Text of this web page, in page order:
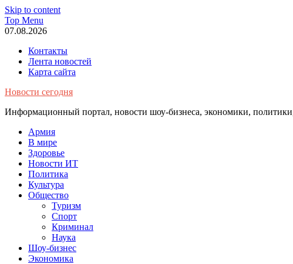
Skip to content
Top Menu
07.08.2026
Контакты
Лента новостей
Карта сайта
Новости сегодня
Информационный портал, новости шоу-бизнеса, экономики,
Армия
В мире
Здоровье
Новости ИТ
Политика
Культура
Общество
Туризм
Спорт
Криминал
Наука
Шоу-бизнес
Экономика